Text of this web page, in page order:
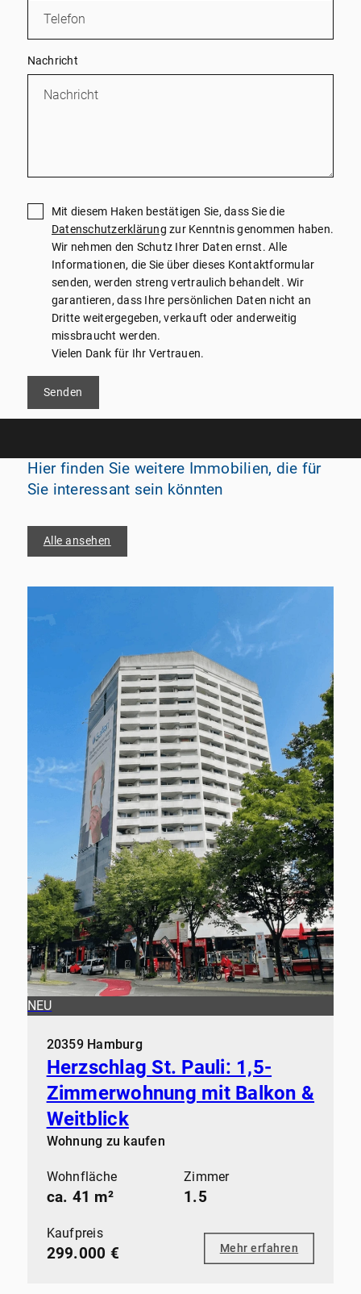
Nachricht
Mit diesem Haken bestätigen Sie, dass Sie die
Datenschutzerklärung zur Kenntnis genommen haben.
Wir nehmen den Schutz Ihrer Daten ernst. Alle
Informationen, die Sie über dieses Kontaktformular
senden, werden streng vertraulich behandelt. Wir
garantieren, dass Ihre persönlichen Daten nicht an
Dritte weitergegeben, verkauft oder anderweitig
missbraucht werden.
Vielen Dank für Ihr Vertrauen.
Senden
Hier finden Sie weitere Immobilien, die für
Sie interessant sein könnten
Alle ansehen
NEU
20359 Hamburg
Herzschlag St. Pauli: 1,5-
Zimmerwohnung mit Balkon &
Weitblick
Wohnung zu kaufen
Wohnfläche
ca. 41 m²
Zimmer
1.5
Kaufpreis
299.000 € Mehr erfahren